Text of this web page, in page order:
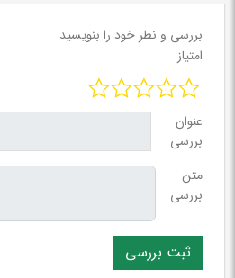
بررسی و نظر خود را بنویسید
امتیاز
عنوان
بررسی
متن
بررسی